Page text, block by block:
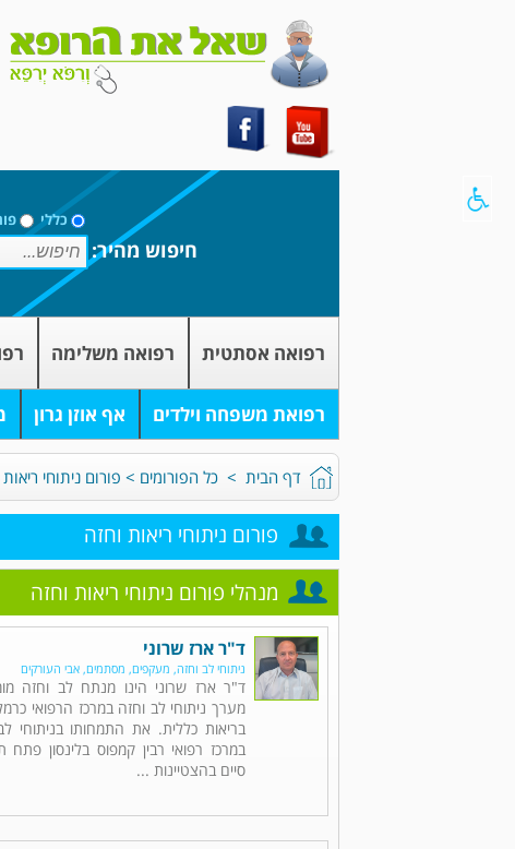
כללי
חיפוש מהיר:
רפואה אסתטית רפואה משלימה
רפואת משפחה וילדים אף אוזן גרון
דף הבית > כל הפורומים > פורום ניתוחי
פורום ניתוחי ריאות וחזה
מנהלי פורום ניתוחי ריאות וחזה
ד"ר ארז שרוני
ניתוחי לב וחזה, מעקפים, מסתמים, אבי העורקים
ד"ר ארז שרוני הינו מנתח לב וחזה
מערך ניתוחי לב וחזה במרכז הרפואי
בריאות כללית. את התמחותו בניתוחי
במרכז רפואי רבין קמפוס בלינסון פתח
סיים בהצטיינות ...